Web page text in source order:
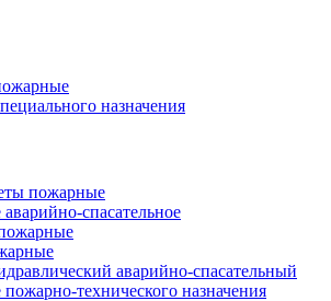
назначения
пожарные
спасательное
аварийно-спасательный
технического назначения